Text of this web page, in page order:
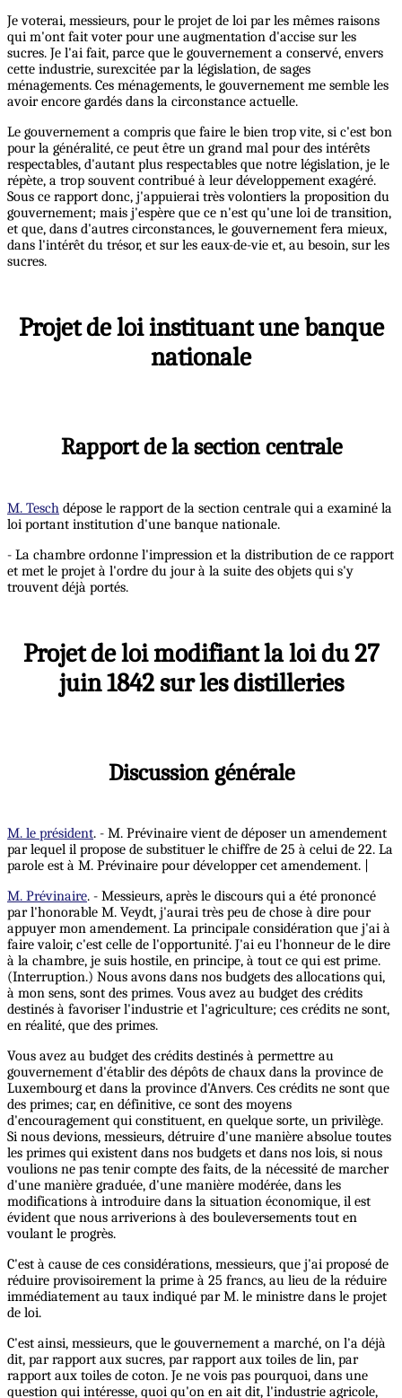
Je voterai, messieurs, pour le projet de loi par les mêmes raisons
qui m'ont fait voter pour une augmentation d'accise sur les
sucres. Je l'ai fait, parce que le gouvernement a conservé, envers
cette industrie, surexcitée par la législation, de sages
ménagements. Ces ménagements, le gouvernement me semble les
avoir encore gardés dans la circonstance actuelle.
Le gouvernement a compris que faire le bien trop vite, si c'est bon
pour la généralité, ce peut être un grand mal pour des intérêts
respectables, d'autant plus respectables que notre législation, je le
répète, a trop souvent contribué à leur développement exagéré.
Sous ce rapport donc, j'appuierai très volontiers la proposition du
gouvernement; mais j'espère que ce n'est qu'une loi de transition,
et que, dans d'autres circonstances, le gouvernement fera mieux,
dans l'intérêt du trésor, et sur les eaux-de-vie et, au besoin, sur les
sucres.
Projet de loi instituant une banque
nationale
Rapport de la section centrale
M. Tesch dépose le rapport de la section centrale qui a examiné la
loi portant institution d'une banque nationale.
- La chambre ordonne l'impression et la distribution de ce rapport
et met le projet à l'ordre du jour à la suite des objets qui s'y
trouvent déjà portés.
Projet de loi modifiant la loi du 27
juin 1842 sur les distilleries
Discussion générale
M. le président. - M. Prévinaire vient de déposer un amendement
par lequel il propose de substituer le chiffre de 25 à celui de 22. La
parole est à M. Prévinaire pour développer cet amendement. |
M. Prévinaire. - Messieurs, après le discours qui a été prononcé
par l'honorable M. Veydt, j'aurai très peu de chose à dire pour
appuyer mon amendement. La principale considération que j'ai à
faire valoir, c'est celle de l'opportunité. J'ai eu l'honneur de le dire
à la chambre, je suis hostile, en principe, à tout ce qui est prime.
(Interruption.) Nous avons dans nos budgets des allocations qui,
à mon sens, sont des primes. Vous avez au budget des crédits
destinés à favoriser l'industrie et l'agriculture; ces crédits ne sont,
en réalité, que des primes.
Vous avez au budget des crédits destinés à permettre au
gouvernement d'établir des dépôts de chaux dans la province de
Luxembourg et dans la province d'Anvers. Ces crédits ne sont que
des primes; car, en définitive, ce sont des moyens
d'encouragement qui constituent, en quelque sorte, un privilège.
Si nous devions, messieurs, détruire d'une manière absolue toutes
les primes qui existent dans nos budgets et dans nos lois, si nous
voulions ne pas tenir compte des faits, de la nécessité de marcher
d'une manière graduée, d'une manière modérée, dans les
modifications à introduire dans la situation économique, il est
évident que nous arriverions à des bouleversements tout en
voulant le progrès.
C'est à cause de ces considérations, messieurs, que j'ai proposé de
réduire provisoirement la prime à 25 francs, au lieu de la réduire
immédiatement au taux indiqué par M. le ministre dans le projet
de loi.
C'est ainsi, messieurs, que le gouvernement a marché, on l'a déjà
dit, par rapport aux sucres, par rapport aux toiles de lin, par
rapport aux toiles de coton. Je ne vois pas pourquoi, dans une
question qui intéresse, quoi qu'on en ait dit, l'industrie agricole,